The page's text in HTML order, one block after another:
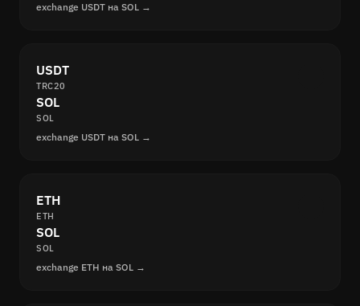
exchange USDT на SOL →
USDT
TRC20
SOL
SOL
exchange USDT на SOL →
ETH
ETH
SOL
SOL
exchange ETH на SOL →